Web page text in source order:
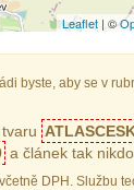
Leaflet | ©
byste, aby se v
a článek tak
DPH. Službu